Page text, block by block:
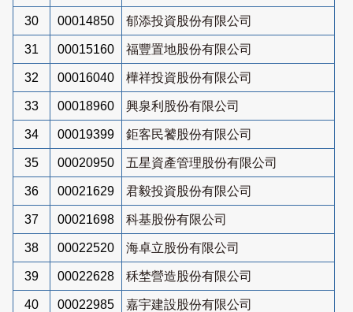
30 00014850 郁添投資股份有限公司
31 00015160 福豐置地股份有限公司
32 00016040 樺祥投資股份有限公司
33 00018960 興泉利股份有限公司
34 00019399 鉅客民饕股份有限公司
35 00020950 五星資產管理股份有限公司
36 00021629 君毅投資股份有限公司
37 00021698 科基股份有限公司
38 00022520 海卓立股份有限公司
39 00022628 秝埜營造股份有限公司
40 00022985 嘉宇建設股份有限公司